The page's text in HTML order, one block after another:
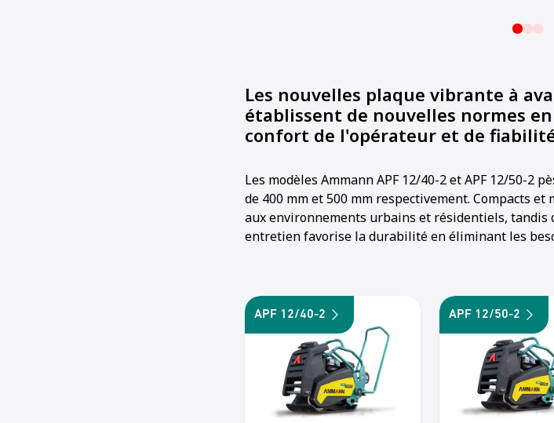
Les nouvelles plaque vibrante à
établissent de nouvelles normes
confort de l'opérateur et de
Les modèles Ammann APF 12/40-2 et APF 12/50-2
de 400 mm et 500 mm respectivement. Compacts
aux environnements urbains et résidentiels, tandis
entretien favorise la durabilité en éliminant les
APF 12/40-2 APF 12/50-2